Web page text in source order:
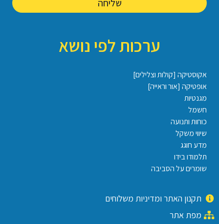
שליחה
ערכות לפי נושא
אקוסטיקה [קולות וצלילים]
אופטיקה [אור וראייה]
מגנטיות
חשמל
כוחות ותנועה
שיווי משקל
מדע חוגג
תלמודו בידו
שומרים על הסביבה
תקנון האתר ומדיניות משלוחים
מפת אתר